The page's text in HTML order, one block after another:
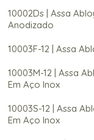
10002Ds | Assa
Anodizado
10003F-12 | Assa
10003M-12 | Assa
Em Aço Inox
10003S-12 | Assa
Em Aço Inox